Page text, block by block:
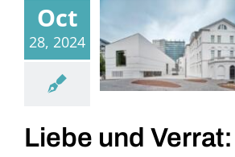
Oct
28, 2024
Liebe und